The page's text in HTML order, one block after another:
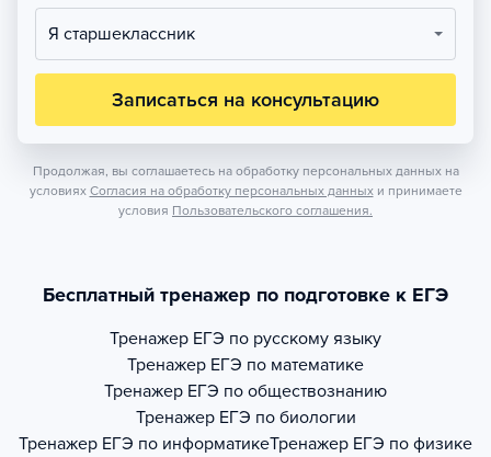
Я старшеклассник
Записаться на консультацию
Продолжая, вы соглашаетесь на обработку персональных данных на
условиях Согласия на обработку персональных данных и принимаете
условия Пользовательского соглашения.
Бесплатный тренажер по подготовке к ЕГЭ
Тренажер ЕГЭ по русскому языку
Тренажер ЕГЭ по математике
Тренажер ЕГЭ по обществознанию
Тренажер ЕГЭ по биологии
Тренажер ЕГЭ по информатикеТренажер ЕГЭ по физике